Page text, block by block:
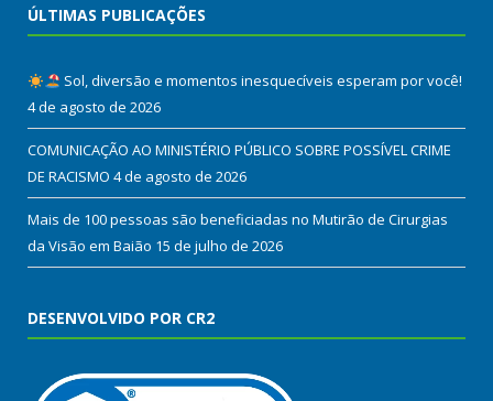
ÚLTIMAS PUBLICAÇÕES
Sol, diversão e momentos inesquecíveis esperam por você!
4 de agosto de 2026
COMUNICAÇÃO AO MINISTÉRIO PÚBLICO SOBRE POSSÍVEL CRIME
DE RACISMO 4 de agosto de 2026
Mais de 100 pessoas são beneficiadas no Mutirão de Cirurgias
da Visão em Baião 15 de julho de 2026
DESENVOLVIDO POR CR2